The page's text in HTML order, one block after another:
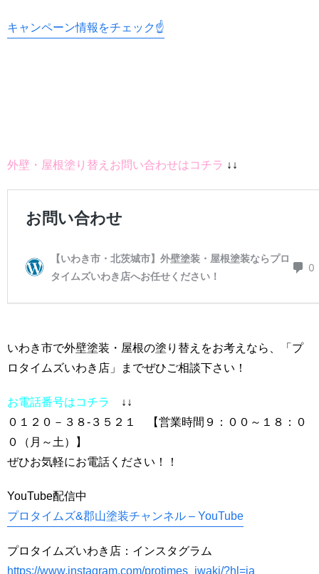
キャンペーン情報をチェック☝
外壁・屋根塗り替えお問い合わせはコチラ ↓↓
いわき市で外壁塗装・屋根の塗り替えをお考えなら、「プ
ロタイムズいわき店」までぜひご相談下さい！
お電話番号はコチラ
↓↓
０１２０－３８-３５２１ 【営業時間９：００～１８：０
０（月～土）】
ぜひお気軽にお電話ください！！
YouTube配信中
プロタイムズ&郡山塗装チャンネル – YouTube
プロタイムズいわき店：インスタグラム
https://www.instagram.com/protimes_iwaki/?hl=ja